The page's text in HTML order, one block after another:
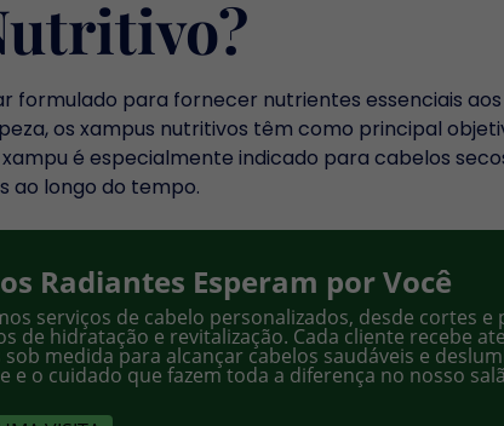
formulado para fornecer nutrientes essenciais
os xampus nutritivos têm como principal
é especialmente indicado para cabelos
ao longo do tempo.
Radiantes Esperam por Você
serviços de cabelo personalizados, desde cortes
de hidratação e revitalização. Cada cliente recebe
sob medida para alcançar cabelos saudáveis e
e o cuidado que fazem toda a diferença no nosso